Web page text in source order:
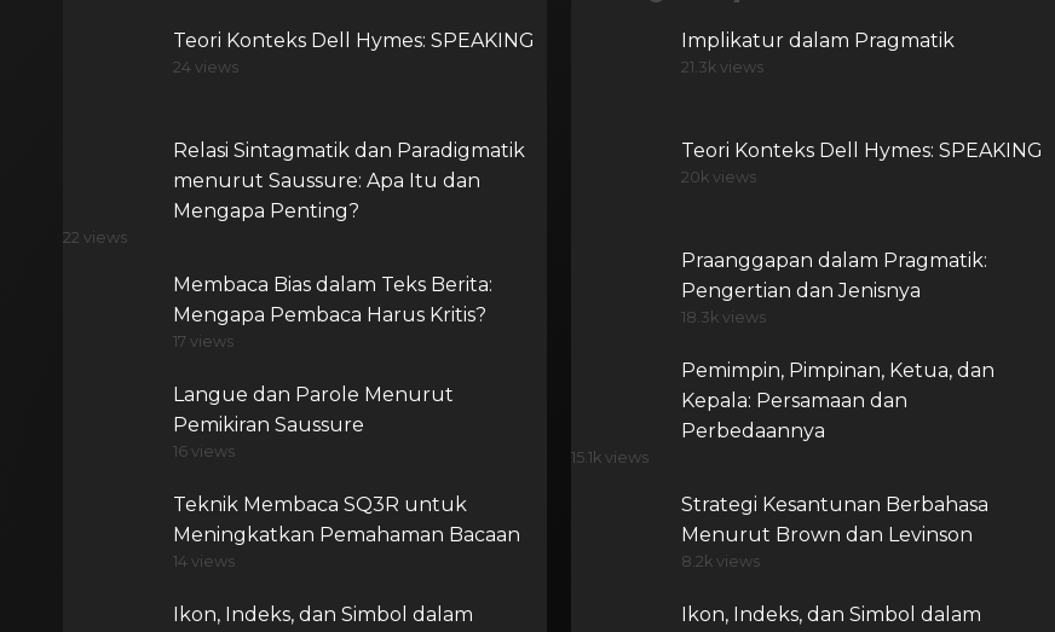
Teori Konteks Dell Hymes: SPEAKING
24 views
Relasi Sintagmatik dan Paradigmatik
menurut Saussure: Apa Itu dan
Mengapa Penting?
22 views
Membaca Bias dalam Teks Berita:
Mengapa Pembaca Harus Kritis?
17 views
Langue dan Parole Menurut
Pemikiran Saussure
16 views
Teknik Membaca SQ3R untuk
Meningkatkan Pemahaman Bacaan
14 views
Ikon, Indeks, dan Simbol dalam
Implikatur dalam Pragmatik
21.3k views
Teori Konteks Dell Hymes: SPEAKING
20k views
Praanggapan dalam Pragmatik:
Pengertian dan Jenisnya
18.3k views
Pemimpin, Pimpinan, Ketua, dan
Kepala: Persamaan dan
Perbedaannya
15.1k views
Strategi Kesantunan Berbahasa
Menurut Brown dan Levinson
8.2k views
Ikon, Indeks, dan Simbol dalam